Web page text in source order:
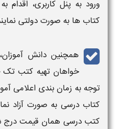
ورود به پنل کاربری، اقدام
کتاب ها به صورت دولتی
همچنین دانش
خواهان تهیه کتب تک
توجه به زمان بندی اعلامی
کتاب درسیبه صورت آزاد
کتب درسی همان قیمت